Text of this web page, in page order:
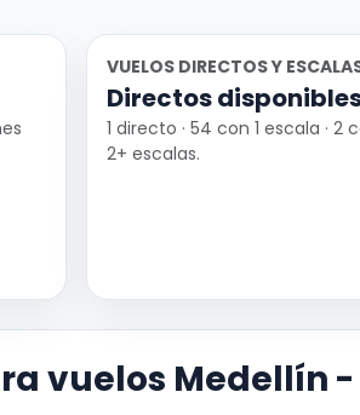
VUELOS DIRECTOS Y
Directos
1 directo · 54 con 1 escala · 2
2+ escalas.
vuelos Medellín